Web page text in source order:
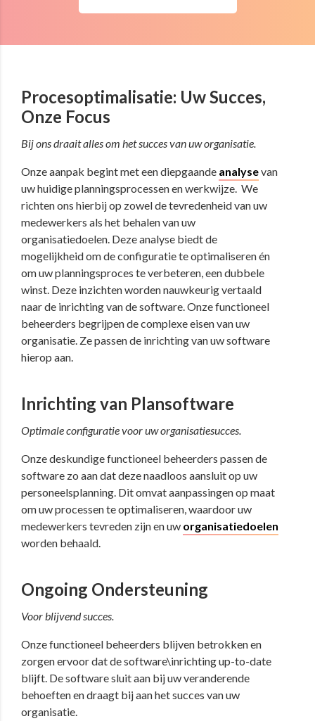
Procesoptimalisatie: Uw Succes,
Onze Focus
Bij ons draait alles om het succes van uw organisatie.
Onze aanpak begint met een diepgaande analysevan
uw huidige planningsprocessen en werkwijze. We
richten ons hierbij op zowel de tevredenheid van uw
medewerkers als het behalen van uw
organisatiedoelen. Deze analyse biedt de
mogelijkheid om de configuratie te optimaliseren én
om uw planningsproces te verbeteren, een dubbele
winst. Deze inzichten worden nauwkeurig vertaald
naar de inrichting van de software. Onze functioneel
beheerders begrijpen de complexe eisen van uw
organisatie. Ze passen de inrichting van uw software
hierop aan.
Inrichting van Plansoftware
Optimale configuratie voor uw organisatiesucces.
Onze deskundige functioneel beheerders passen de
software zo aan dat deze naadloos aansluit op uw
personeelsplanning. Dit omvat aanpassingen op maat
om uw processen te optimaliseren, waardoor uw
medewerkers tevreden zijn en uw organisatiedoelen
worden behaald.
Ongoing Ondersteuning
Voor blijvend succes.
Onze functioneel beheerders blijven betrokken en
zorgen ervoor dat de software\inrichting up-to-date
blijft. De software sluit aan bij uw veranderende
behoeften en draagt bij aan het succes van uw
organisatie.